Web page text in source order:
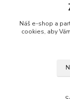
+420
Náš e-shop a
cookies, aby